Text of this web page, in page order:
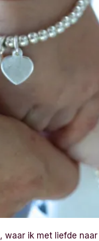
ik met liefde